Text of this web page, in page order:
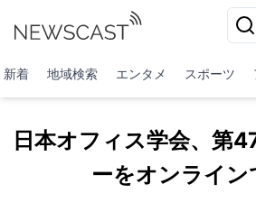
新着 地域検索 エンタメ スポーツ
日本オフィス学会、第
ーをオンライン